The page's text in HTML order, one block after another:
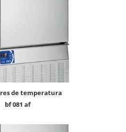
bf 081 af